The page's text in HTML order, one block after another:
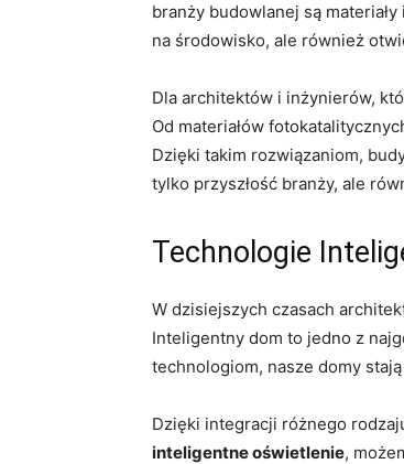
branży budowlanej są
na środowisko, ⁣ale również
Dla architektów i inżynierów,
Od materiałów
Dzięki⁢ takim rozwiązaniom,
tylko przyszłość branży,‍ ale
Technologie
W dzisiejszych czasach
Inteligentny dom‌ to jedno z
technologiom, nasze domy
Dzięki‍ integracji różnego
inteligentne oświetlenie,⁣